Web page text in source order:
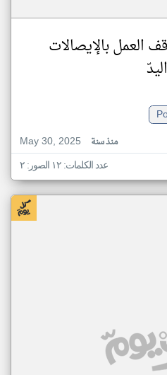
العمل بالإيصالات
May 30, 2025
منذ سنة
عدد الكلمات: ١٢ الصور: ٢